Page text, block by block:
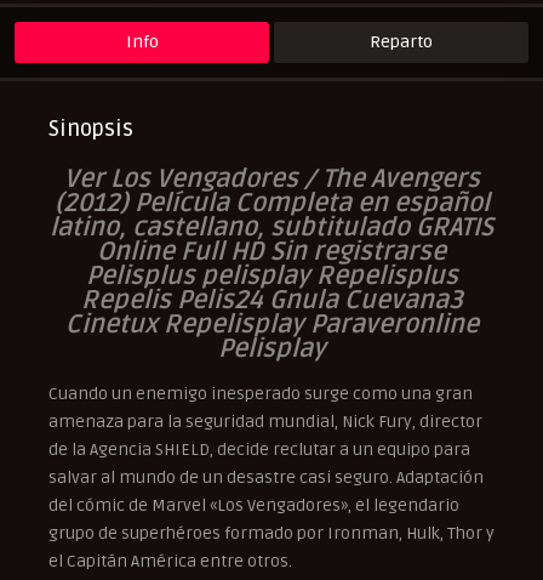
Pelisplay
Pelispop
RepelisHD.TV
UltraPelisHD
Verpeliculasultra
Info Reparto
Sinopsis
Ver Los Vengadores / The Avengers
(2012) Película Completa en español
latino, castellano, subtitulado GRATIS
Online Full HD Sin registrarse
Pelisplus pelisplay Repelisplus
Repelis Pelis24 Gnula Cuevana3
Cinetux Repelisplay Paraveronline
Pelisplay
Cuando un enemigo inesperado surge como una gran
amenaza para la seguridad mundial, Nick Fury, director
de la Agencia SHIELD, decide reclutar a un equipo para
salvar al mundo de un desastre casi seguro. Adaptación
del cómic de Marvel «Los Vengadores», el legendario
grupo de superhéroes formado por Ironman, Hulk, Thor y
el Capitán América entre otros.